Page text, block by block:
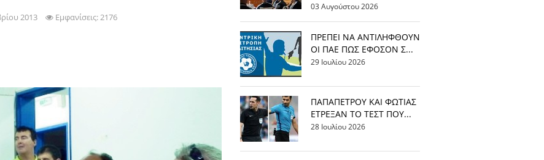
2013 Εμφανίσεις: 2176
03 Αυγούστου 2026
ΠΡΕΠΕΙ ΝΑ ΑΝΤΙΛΗΦΘΟΥΝ
ΟΙ ΠΑΕ ΠΩΣ ΕΦΟΣΟΝ Σ...
29 Ιουλίου 2026
ΠΑΠΑΠΕΤΡΟΥ ΚΑΙ ΦΩΤΙΑΣ
ΕΤΡΕΞΑΝ ΤΟ ΤΕΣΤ ΠΟΥ...
28 Ιουλίου 2026